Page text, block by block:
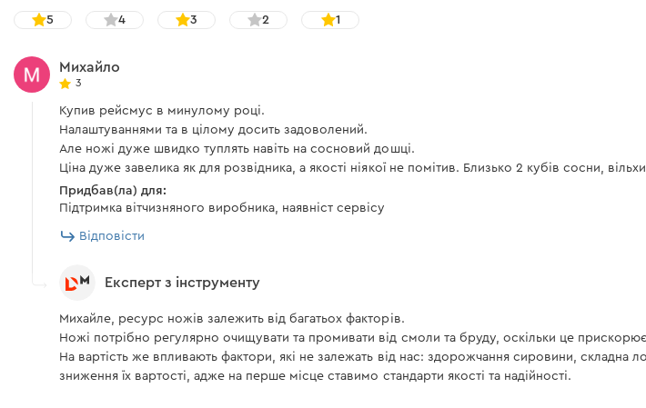
5 4 3 2 1
Михайло
3
Купив рейсмус в минулому році.
Налаштуваннями та в цілому досить задоволений.
Але ножі дуже швидко туплять навіть на сосновий дошці.
Ціна дуже завелика як для розвідника, а якості ніякої не помітив. Близько 2 кубів сосни,
Придбав(ла) для:
Підтримка вітчизняного виробника, наявніст сервісу
Відповісти
Експерт з інструменту
Михайле, ресурс ножів залежить від багатьох факторів.
Ножі потрібно регулярно очищувати та промивати від смоли та бруду, оскільки це
На вартість же впливають фактори, які не залежать від нас: здорожчання сировини, складна
зниження їх вартості, адже на перше місце ставимо стандарти якості та надійності.